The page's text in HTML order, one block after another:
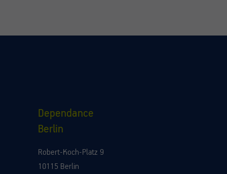
Dependance
Berlin
Robert-Koch-Platz 9
10115 Berlin